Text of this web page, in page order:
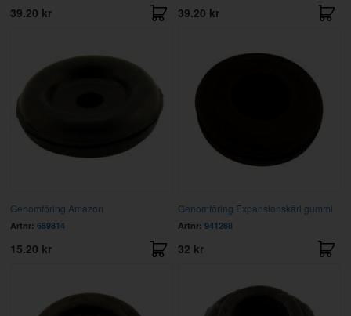
39.20 kr 39.20 kr
Genomföring Amazon
Artnr: 659814
15.20 kr
Genomföring Expansionskärl gummi
Artnr: 941268
32 kr